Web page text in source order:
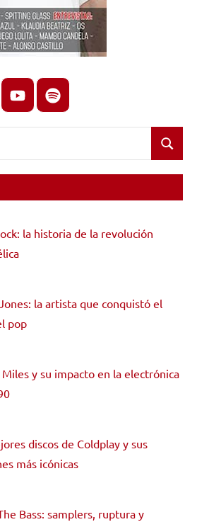
youtubespotify
Buscar
la historia de la revolución
la artista que conquistó el
pop
y su impacto en la electrónica
discos de Coldplay y sus
más icónicas
Bass: samplers, ruptura y